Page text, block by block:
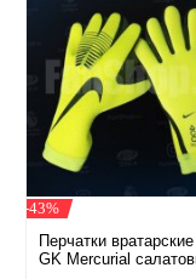
-43%
Перчатки
GK Mercurial